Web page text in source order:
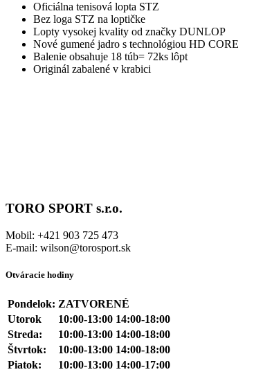
Oficiálna tenisová lopta STZ
Bez loga STZ na loptičke
Lopty vysokej kvality od značky DUNLOP
Nové gumené jadro s technológiou HD CORE
Balenie obsahuje 18 túb= 72ks lôpt
Originál zabalené v krabici
TORO SPORT s.r.o.
Mobil: +421 903 725 473
E-mail: wilson@torosport.sk
Otváracie hodiny
Pondelok: ZATVORENÉ
Utorok
10:00-13:00 14:00-18:00
Streda:
10:00-13:00 14:00-18:00
Štvrtok:
10:00-13:00 14:00-18:00
Piatok:
10:00-13:00 14:00-17:00